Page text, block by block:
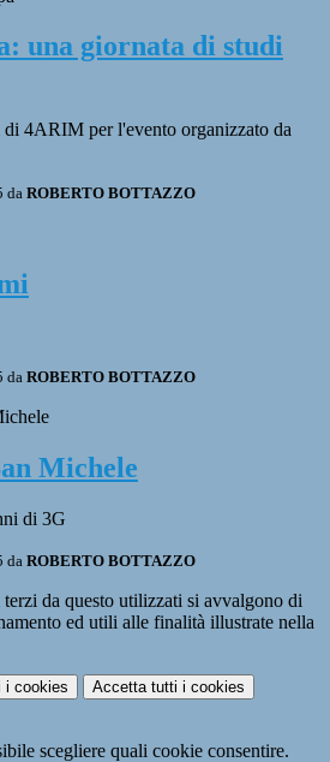
una giornata di studi
di 4ARIM per l'evento organizzato da
da ROBERTO BOTTAZZO
da ROBERTO BOTTAZZO
Michele
di 3G
da ROBERTO BOTTAZZO
da questo utilizzati si avvalgono di
ed utili alle finalità illustrate nella
i cookies Accetta tutti i cookies
scegliere quali cookie consentire.